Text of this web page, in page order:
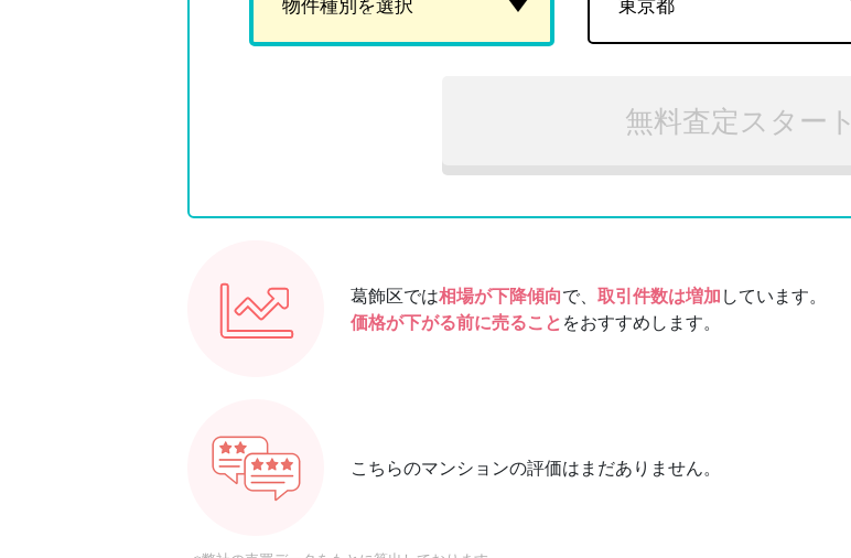
無料査定スタート
葛飾区では相場が下降傾向で、 取引件数は増加 しています。
価格が下がる前に売ること をおすすめします。
こちらのマンションの評価はまだありません。